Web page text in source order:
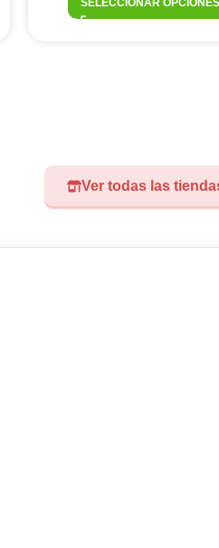
SELECCIONAR OPCIONES
Ver todas las